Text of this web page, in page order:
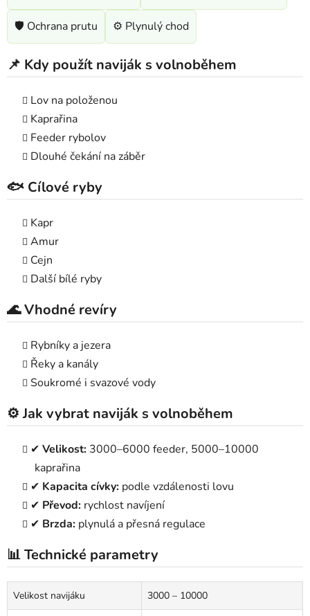
🛡️ Ochrana prutu ⚙️ Plynulý chod
📌 Kdy použít naviják s volnoběhem
Lov na položenou
Kaprařina
Feeder rybolov
Dlouhé čekání na záběr
🐟 Cílové ryby
Kapr
Amur
Cejn
Další bílé ryby
🌊 Vhodné revíry
Rybníky a jezera
Řeky a kanály
Soukromé i svazové vody
⚙️ Jak vybrat naviják s volnoběhem
✔ Velikost: 3000–6000 feeder, 5000–10000
kaprařina
✔ Kapacita cívky: podle vzdálenosti lovu
✔ Převod: rychlost navíjení
✔ Brzda: plynulá a přesná regulace
📊 Technické parametry
Velikost navijáku 3000 – 10000